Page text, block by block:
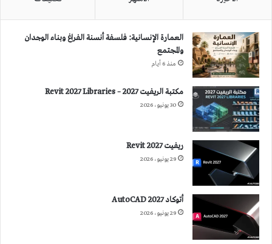
العمارة الإنسانية: فلسفة أنسنة الفراغ وبناء الوجدان
والمجتمع
منذ 6 أيام
مكتبة الريفيت 2027 – Revit 2027 Libraries
30 يونيو، 2026
ريفيت 2027 Revit
29 يونيو، 2026
أتوكاد 2027 AutoCAD
29 يونيو، 2026